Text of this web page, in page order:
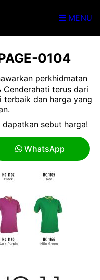
MENU
0104
perkhidmatan
terus dari
terbaik dan harga yang
sebut harga!
WhatsApp